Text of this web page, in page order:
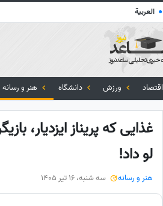
● العربية
اقتصاد ورزش دانشگاه هنر و رسانه
غذایی که پریناز ایزدیار،
لو داد!
هنر و رسانه سه شنبه، 16 تیر 1405